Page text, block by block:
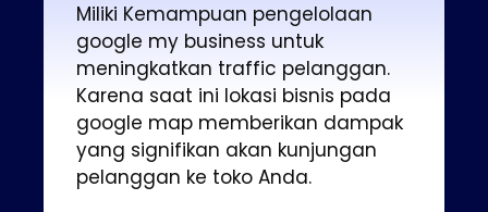
Miliki Kemampuan pengelolaan
google my business untuk
meningkatkan traffic pelanggan.
Karena saat ini lokasi bisnis pada
google map memberikan dampak
yang signifikan akan kunjungan
pelanggan ke toko Anda.